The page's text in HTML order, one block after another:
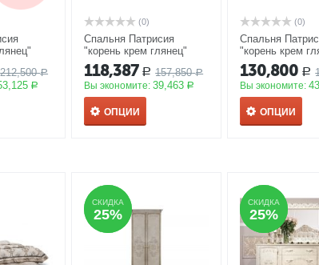
212,500 Р
Р
(0)
Спальня Патрисия
"корень крем глянец"
3Д-1,6 АКЦИЯ
118,387 Р 157,850 Р
Вы экономите:39,463 Р
ОПЦИИ
(0)
Спальня
"корень крем
4Д-1,6
АКЦИЯ
130,800 Р
Вы экономите:
ОПЦИИ
СКИДКА
25%
СКИДКА
25%
СКИДКА
25%
СКИДКА
25%